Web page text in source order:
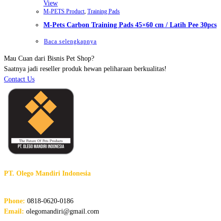
View
M-PETS Product Training Pads
M-Pets Carbon Training Pads 45×60 cm / Latih Pee 30pcs
Baca selengkapnya
Mau Cuan dari Bisnis Pet Shop?
Saatnya jadi reseller produk hewan peliharaan berkualitas!
Contact Us
PT. Olego Mandiri Indonesia
Phone: 0818-0620-0186
Email: olegomandiri@gmail.com